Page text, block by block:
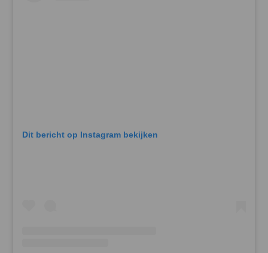
Dit bericht op Instagram bekijken